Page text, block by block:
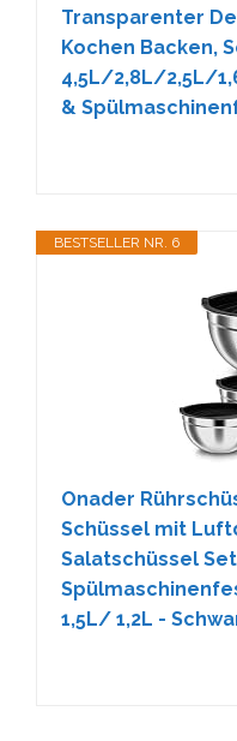
Transparenter
Kochen Backen,
4,5L/2,8L/2,5L/
&
BESTSELLER NR. 6
Onader
Schüssel mit
Salatschüssel
1,5L/ 1,2L -